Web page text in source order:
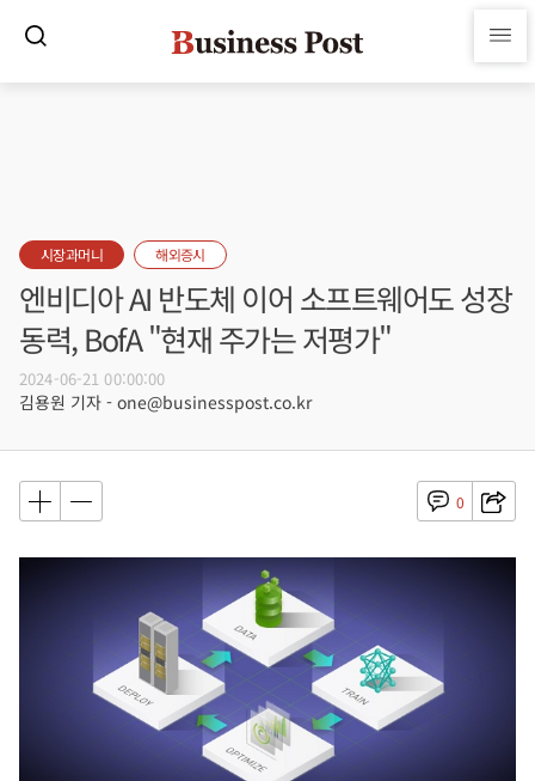
시장과머니 해외증시
엔비디아 AI 반도체 이어 소프트웨어도 성장
동력, BofA "현재 주가는 저평가"
2024-06-21 00:00:00
김용원 기자 - one@businesspost.co.kr
0